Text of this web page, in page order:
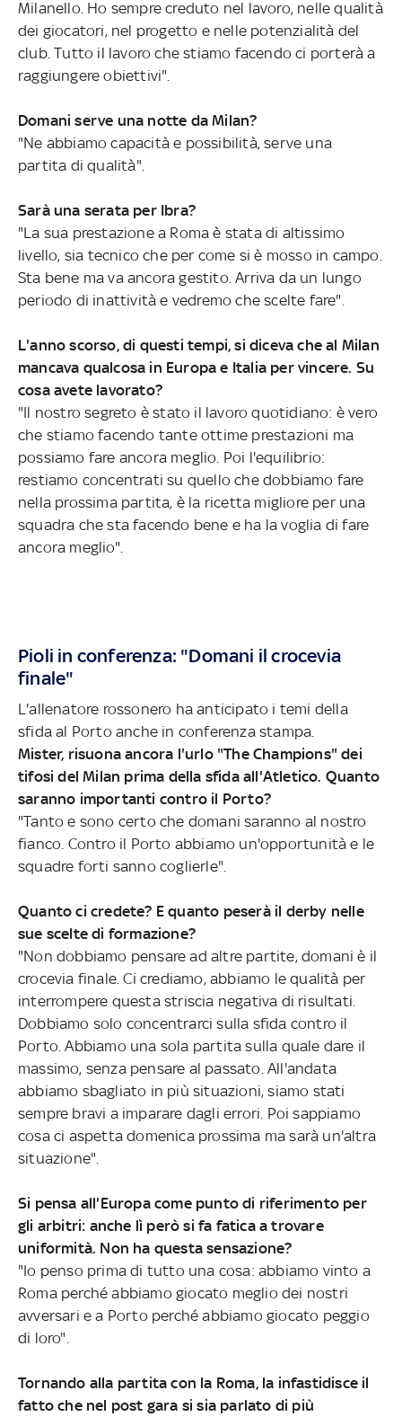
Milanello. Ho sempre creduto nel lavoro, nelle qualità
dei giocatori, nel progetto e nelle potenzialità del
club. Tutto il lavoro che stiamo facendo ci porterà a
raggiungere obiettivi".
Domani serve una notte da Milan?
"Ne abbiamo capacità e possibilità, serve una
partita di qualità".
Sarà una serata per Ibra?
"La sua prestazione a Roma è stata di altissimo
livello, sia tecnico che per come si è mosso in campo.
Sta bene ma va ancora gestito. Arriva da un lungo
periodo di inattività e vedremo che scelte fare".
L'anno scorso, di questi tempi, si diceva che al Milan
mancava qualcosa in Europa e Italia per vincere. Su
cosa avete lavorato?
"Il nostro segreto è stato il lavoro quotidiano: è vero
che stiamo facendo tante ottime prestazioni ma
possiamo fare ancora meglio. Poi l'equilibrio:
restiamo concentrati su quello che dobbiamo fare
nella prossima partita, è la ricetta migliore per una
squadra che sta facendo bene e ha la voglia di fare
ancora meglio".
Pioli in conferenza: "Domani il crocevia
finale"
L'allenatore rossonero ha anticipato i temi della
sfida al Porto anche in conferenza stampa.
Mister, risuona ancora l'urlo "The Champions" dei
tifosi del Milan prima della sfida all'Atletico. Quanto
saranno importanti contro il Porto?
"Tanto e sono certo che domani saranno al nostro
fianco. Contro il Porto abbiamo un'opportunità e le
squadre forti sanno coglierle".
Quanto ci credete? E quanto peserà il derby nelle
sue scelte di formazione?
"Non dobbiamo pensare ad altre partite, domani è il
crocevia finale. Ci crediamo, abbiamo le qualità per
interrompere questa striscia negativa di risultati.
Dobbiamo solo concentrarci sulla sfida contro il
Porto. Abbiamo una sola partita sulla quale dare il
massimo, senza pensare al passato. All'andata
abbiamo sbagliato in più situazioni, siamo stati
sempre bravi a imparare dagli errori. Poi sappiamo
cosa ci aspetta domenica prossima ma sarà un'altra
situazione".
Si pensa all'Europa come punto di riferimento per
gli arbitri: anche lì però si fa fatica a trovare
uniformità. Non ha questa sensazione?
"Io penso prima di tutto una cosa: abbiamo vinto a
Roma perché abbiamo giocato meglio dei nostri
avversari e a Porto perché abbiamo giocato peggio
di loro".
Tornando alla partita con la Roma, la infastidisce il
fatto che nel post gara si sia parlato di più